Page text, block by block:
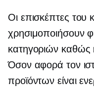
Οι επισκέπτες
χρησιμοποιήσουν
κατηγοριών καθώς
Όσον αφορά τον
προϊόντων είναι